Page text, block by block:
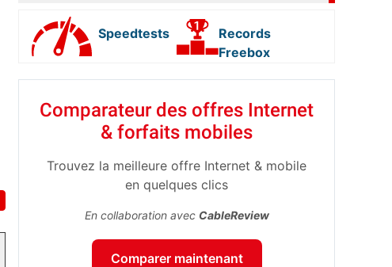
Speedtests
Records
Freebox
Comparateur des offres Internet
& forfaits mobiles
Trouvez la meilleure offre Internet & mobile
en quelques clics
En collaboration avec CableReview
Comparer maintenant